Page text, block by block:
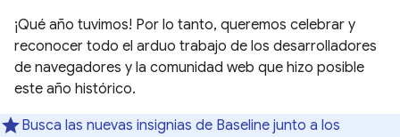
¡Qué año tuvimos! Por lo tanto, queremos celebrar y
reconocer todo el arduo trabajo de los desarrolladores
de navegadores y la comunidad web que hizo posible
este año histórico.
Busca las nuevas insignias de Baseline junto a los